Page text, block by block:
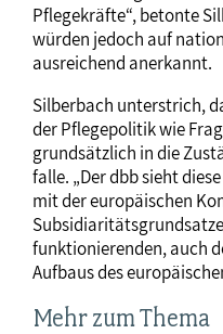
Pflegekräfte“, betonte
würden jedoch auf
ausreichend anerkannt.
Silberbach unterstrich,
der Pflegepolitik wie
grundsätzlich in die
falle. „Der dbb sieht
mit der europäischen
funktionierenden, auch
Aufbaus des
Mehr zum Thema